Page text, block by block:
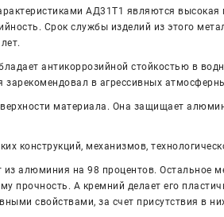
АД31Т1 являются высокая
Срок службы изделий из этого
антикоррозийной стойкостью в
зарекомендовал в агрессивных
материала. Она защищает
конструкций, механизмов,
алюминия на 98 процентов. Остальное
прочность. А кремний делает его
свойствами, за счет присутствия в